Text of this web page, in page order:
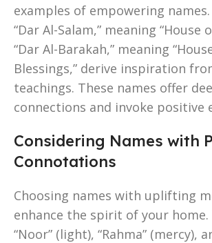
examples of empowering
“Dar Al-Salam,” meaning “House
“Dar Al-Barakah,” meaning
Blessings,” derive inspiration
teachings. These names offer
connections and invoke positive
Considering Names with
Connotations
Choosing names with uplifting
enhance the spirit of your home.
“Noor” (light), “Rahma” (mercy),